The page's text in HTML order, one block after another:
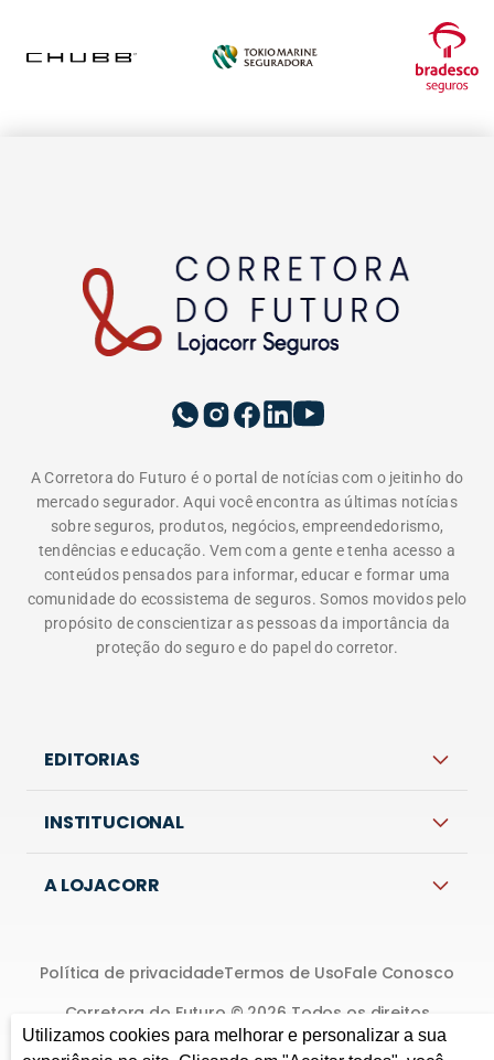
A Corretora do Futuro é o portal de notícias com o jeitinho do
mercado segurador. Aqui você encontra as últimas notícias
sobre seguros, produtos, negócios, empreendedorismo,
tendências e educação. Vem com a gente e tenha acesso a
conteúdos pensados para informar, educar e formar uma
comunidade do ecossistema de seguros. Somos movidos pelo
propósito de conscientizar as pessoas da importância da
proteção do seguro e do papel do corretor.
EDITORIAS
INSTITUCIONAL
A LOJACORR
Corretora do Futuro © 2026 Todos os direitos
reservados.
Política de privacidadeTermos de UsoFale Conosco
Utilizamos cookies para melhorar e personalizar a sua